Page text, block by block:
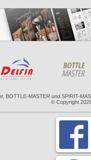
BOTTLE-MASTER und SPIRIT-
© Copyright